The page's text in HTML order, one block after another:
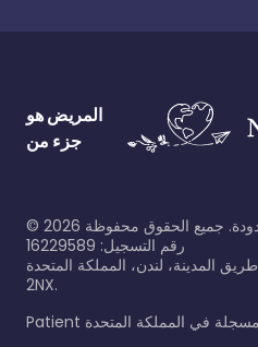
المريض هو
جزء من
© 2026
رقم التسجيل: 16229589
المكتب المسجل: 128 طريق المدينة، لندن، المملكة المتحدة، EC1V
2NX.